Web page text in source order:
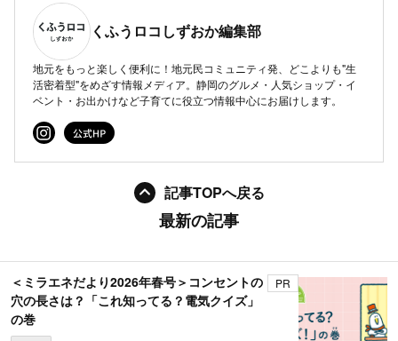
くふうロコしずおか編集部
地元をもっと楽しく便利に！地元民コミュニティ発、どこよりも"生
活密着型"をめざす情報メディア。静岡のグルメ・人気ショップ・イ
ベント・お出かけなど子育てに役立つ情報中心にお届けします。
記事TOPへ戻る
最新の記事
＜ミラエネだより2026年春号＞コンセントの
穴の長さは？「これ知ってる？電気クイズ」
の巻
PR